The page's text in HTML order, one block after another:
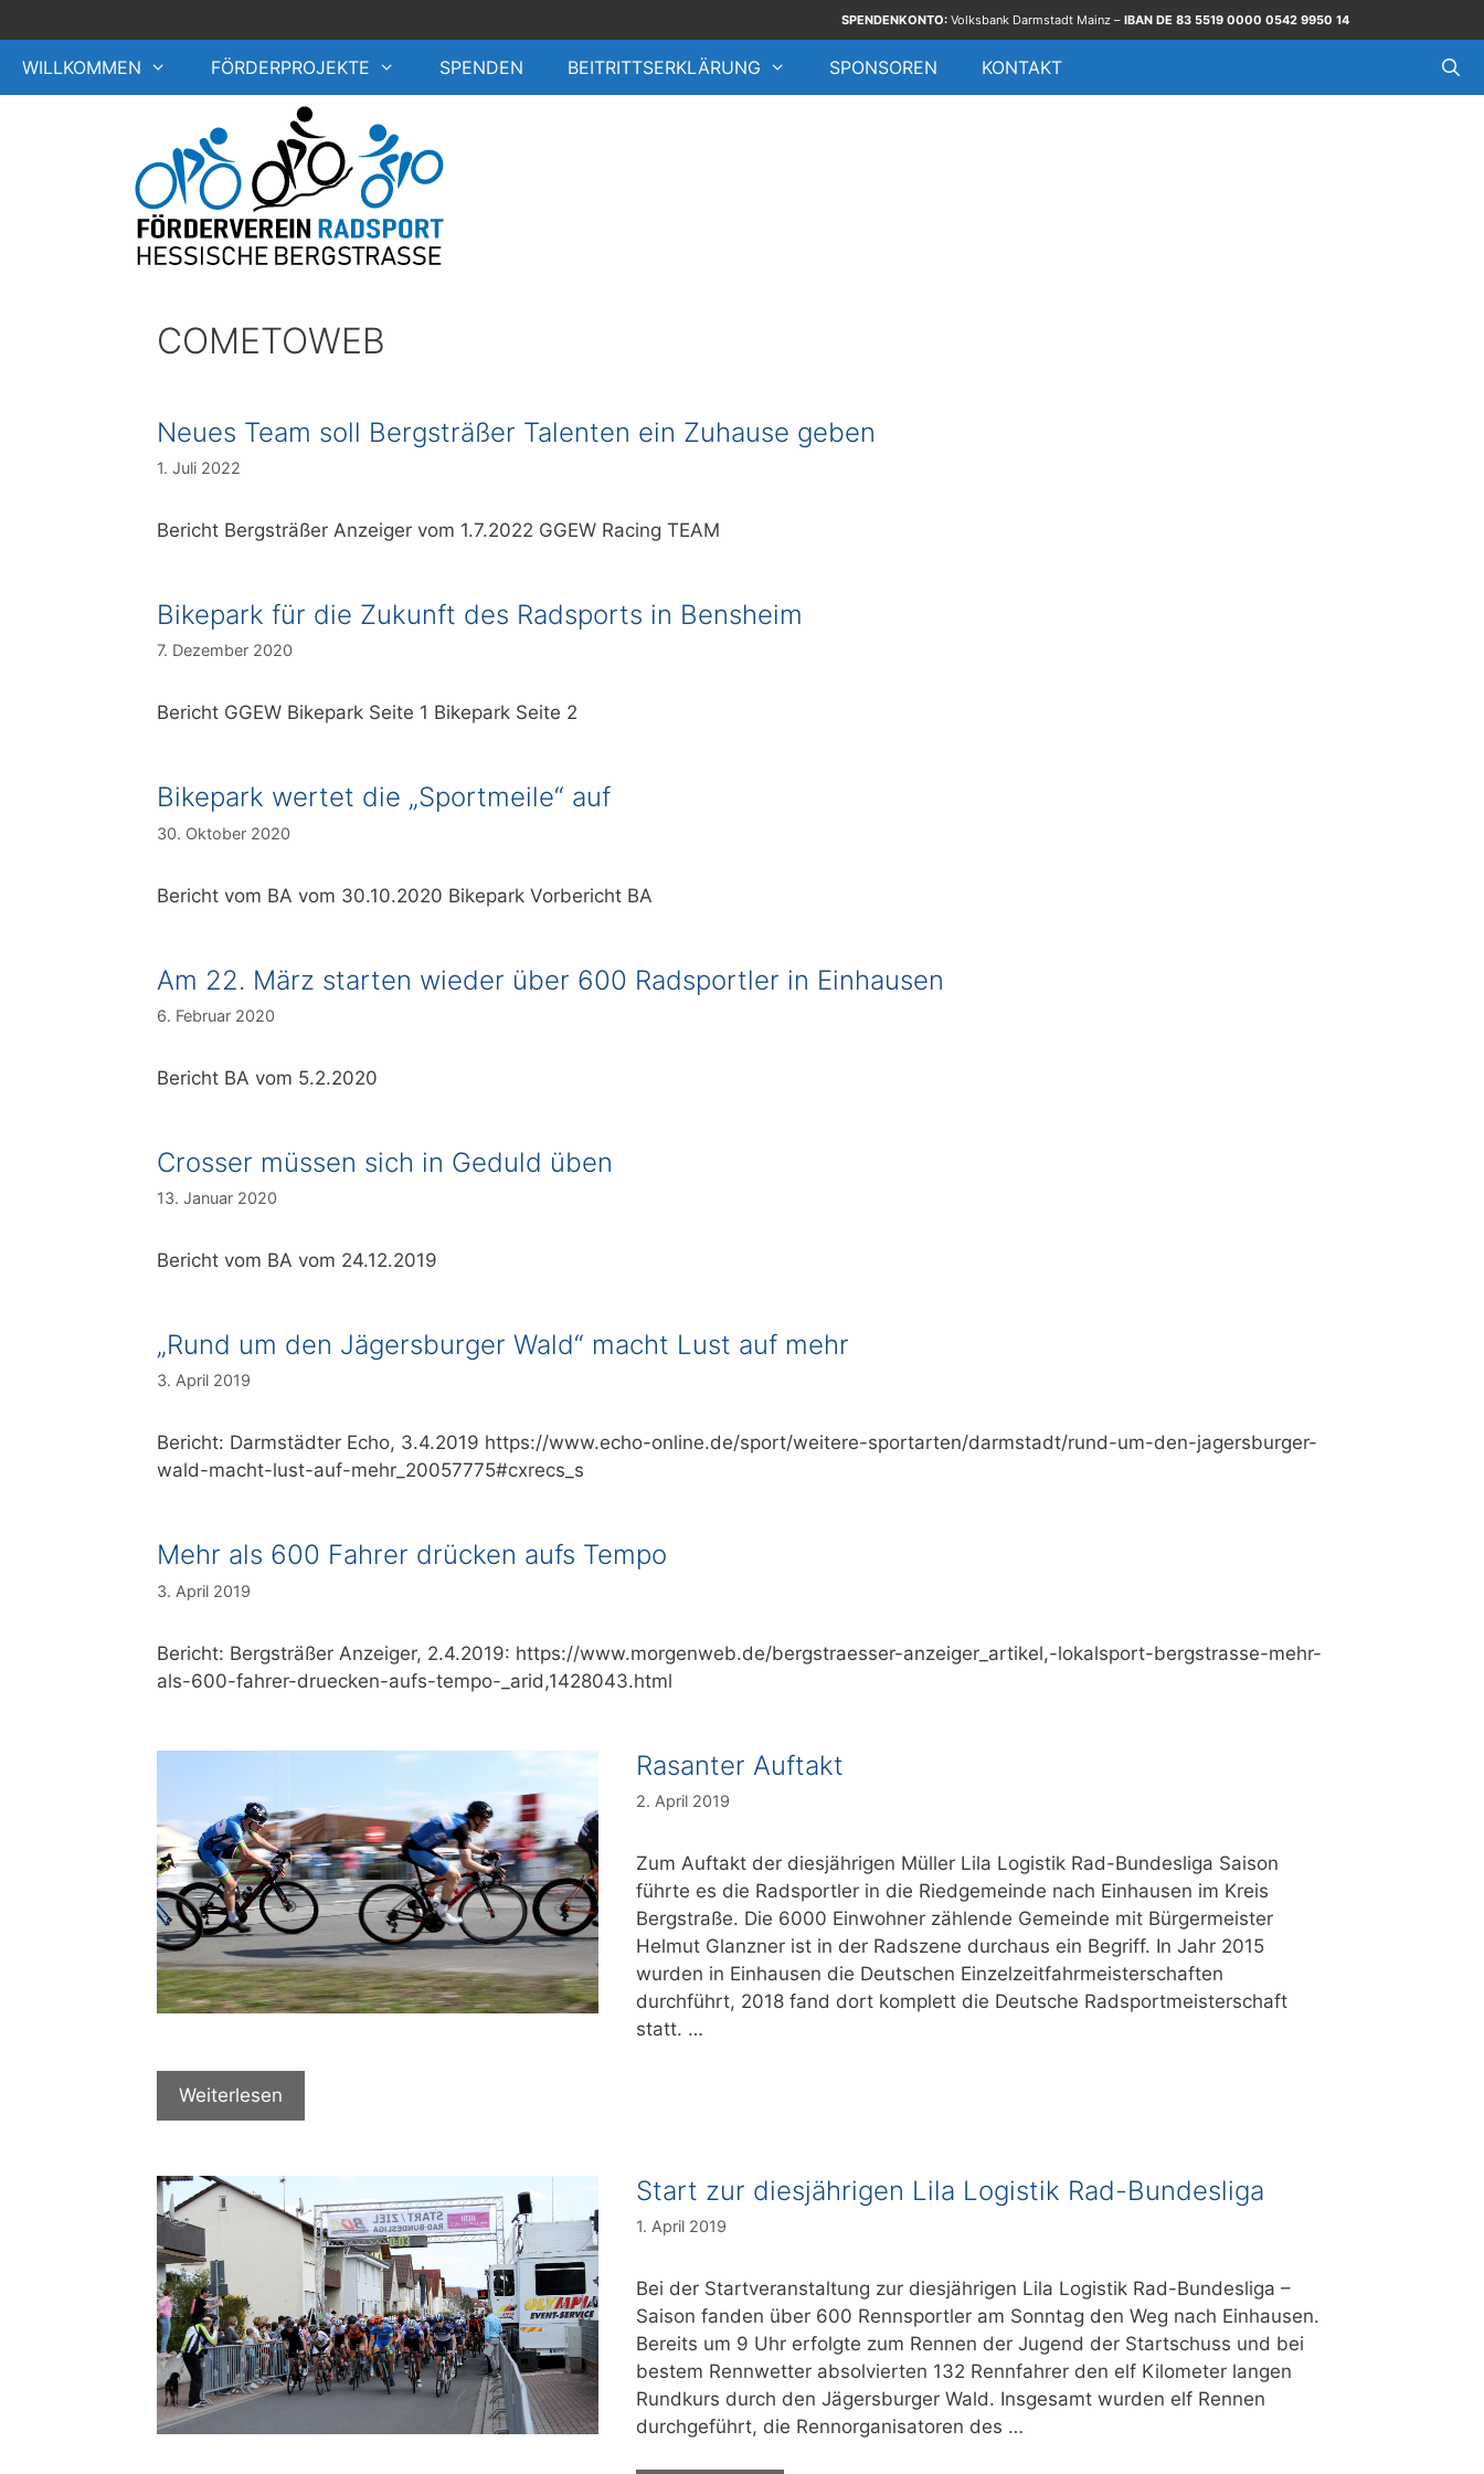
Inhalt
springen
SPENDENKONTO: Volksbank Darmstadt Mainz – IBAN DE 83 5519 0000 0542 9950 14
WILLKOMMEN FÖRDERPROJEKTE SPENDEN BEITRITTSERKLÄRUNG SPONSOREN KONTAKT
COMETOWEB
Neues Team soll Bergsträßer Talenten ein Zuhause geben
1. Juli 2022
Bericht Bergsträßer Anzeiger vom 1.7.2022 GGEW Racing TEAM
Bikepark für die Zukunft des Radsports in Bensheim
7. Dezember 2020
Bericht GGEW Bikepark Seite 1 Bikepark Seite 2
Bikepark wertet die „Sportmeile“ auf
30. Oktober 2020
Bericht vom BA vom 30.10.2020 Bikepark Vorbericht BA
Am 22. März starten wieder über 600 Radsportler in Einhausen
6. Februar 2020
Bericht BA vom 5.2.2020
Crosser müssen sich in Geduld üben
13. Januar 2020
Bericht vom BA vom 24.12.2019
„Rund um den Jägersburger Wald“ macht Lust auf mehr
3. April 2019
Bericht: Darmstädter Echo, 3.4.2019 https://www.echo-online.de/sport/weitere-sportarten/darmstadt/rund-um-den-jagersburger-
wald-macht-lust-auf-mehr_20057775#cxrecs_s
Mehr als 600 Fahrer drücken aufs Tempo
3. April 2019
Bericht: Bergsträßer Anzeiger, 2.4.2019: https://www.morgenweb.de/bergstraesser-anzeiger_artikel,-lokalsport-bergstrasse-mehr-
als-600-fahrer-druecken-aufs-tempo-_arid,1428043.html
Rasanter Auftakt
2. April 2019
Zum Auftakt der diesjährigen Müller Lila Logistik Rad-Bundesliga Saison
führte es die Radsportler in die Riedgemeinde nach Einhausen im Kreis
Bergstraße. Die 6000 Einwohner zählende Gemeinde mit Bürgermeister
Helmut Glanzner ist in der Radszene durchaus ein Begriff. In Jahr 2015
wurden in Einhausen die Deutschen Einzelzeitfahrmeisterschaften
durchführt, 2018 fand dort komplett die Deutsche Radsportmeisterschaft
statt. …
Weiterlesen
Start zur diesjährigen Lila Logistik Rad-Bundesliga
1. April 2019
Bei der Startveranstaltung zur diesjährigen Lila Logistik Rad-Bundesliga –
Saison fanden über 600 Rennsportler am Sonntag den Weg nach Einhausen.
Bereits um 9 Uhr erfolgte zum Rennen der Jugend der Startschuss und bei
bestem Rennwetter absolvierten 132 Rennfahrer den elf Kilometer langen
Rundkurs durch den Jägersburger Wald. Insgesamt wurden elf Rennen
durchgeführt, die Rennorganisatoren des …